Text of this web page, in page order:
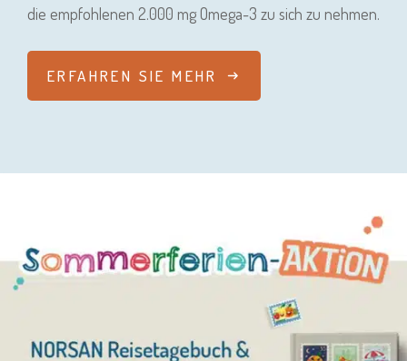
die empfohlenen 2.000 mg Omega-3 zu sich zu nehmen.
ERFAHREN SIE MEHR